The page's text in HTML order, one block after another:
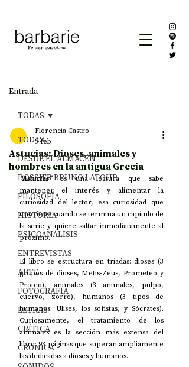
Entrada
TODAS
DESDE EL ALMACÉN
DOSSIER BRUNO LATOUR
FILOSOFÍA
HISTORIA
PSICOANÁLISIS
ENTREVISTAS
ARTE
FOTOGRAFÍA
LETRAS
CRÍTICA
CRÓNICA
TODAS
Astucias: Dioses, animales y
hombres en la antigua Grecia
Florencia Castro
5 feb
“Astucias” es una lectura que sabe
mantener el interés y alimentar la
curiosidad del lector, esa curiosidad que
uno tiene cuando se termina un capítulo de
la serie y quiere saltar inmediatamente al
próximo.
El libro se estructura en tríadas: dioses (3
grupos de dioses, Metis-Zeus, Prometeo y
Proteo), animales (3 animales, pulpo,
cuervo, zorro), humanos (3 tipos de
humanos: Ulises, los sofistas, y Sócrates).
Curiosamente, el tratamiento de los
animales es la sección más extensa del
libro: 93 páginas que superan ampliamente
las dedicadas a dioses y humanos.